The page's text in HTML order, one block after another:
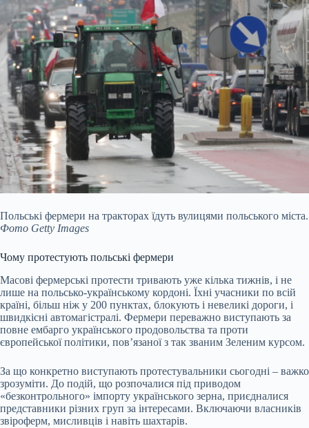
Польські фермери на тракторах їдуть вулицями польського міста.
Фото Getty Images
Чому протестують польські фермери
Масові фермерські протести тривають уже кілька тижнів, і не
лише на польсько-українському кордоні. Їхні учасники по всій
країні, більш ніж у 200 пунктах, блокують і невеликі дороги, і
швидкісні автомагістралі. Фермери переважно виступають за
повне ембарго українського продовольства та проти
європейської політики, повʼязаної з так званим Зеленим курсом.
За що конкретно виступають протестувальники сьогодні – важко
зрозуміти. До подій, що розпочалися під приводом
«безконтрольного» імпорту українського зерна, приєдналися
представники різних груп за інтересами. Включаючи власників
звіроферм, мисливців і навіть шахтарів.